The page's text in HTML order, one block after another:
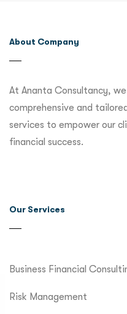
About Company
At Ananta Consultancy,
comprehensive and
services to empower our
financial success.
Our Services
Business Financial
Risk Management